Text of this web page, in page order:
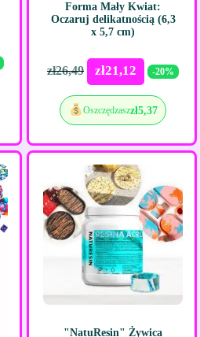
Forma Mały Kwiat:
Oczaruj delikatnością (6,3
x 5,7 cm)
zł26,49 zł21,12 -20%
Oszczędzaszzł5,37
"NatuResin" Żywica